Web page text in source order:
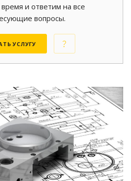
и ответим на все
вопросы.
УСЛУГУ